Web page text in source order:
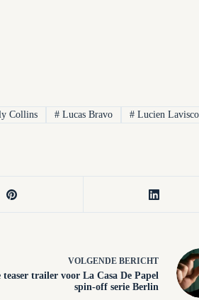
Collins #Lucas Bravo #Lucien
VOLGENDE BERICHT
teaser trailer voor La Casa De Papel
spin-off serie Berlin